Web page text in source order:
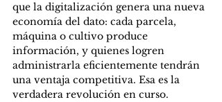
que la digitalización genera una nueva
economía del dato: cada parcela,
máquina o cultivo produce
información, y quienes logren
administrarla eficientemente tendrán
una ventaja competitiva. Esa es la
verdadera revolución en curso.